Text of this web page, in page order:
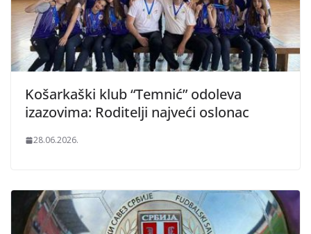
Košarkaški klub “Temnić” odoleva
izazovima: Roditelji najveći oslonac
28.06.2026.